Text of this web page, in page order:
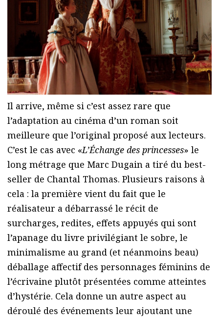
Il arrive, même si c’est assez rare que
l’adaptation au cinéma d’un roman soit
meilleure que l’original proposé aux lecteurs.
C’est le cas avec «L’Échange des princesses» le
long métrage que Marc Dugain a tiré du best-
seller de Chantal Thomas. Plusieurs raisons à
cela : la première vient du fait que le
réalisateur a débarrassé le récit de
surcharges, redites, effets appuyés qui sont
l’apanage du livre privilégiant le sobre, le
minimalisme au grand (et néanmoins beau)
déballage affectif des personnages féminins de
l’écrivaine plutôt présentées comme atteintes
d’hystérie. Cela donne un autre aspect au
déroulé des événements leur ajoutant une